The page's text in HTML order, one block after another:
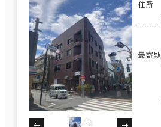
住所
最寄駅